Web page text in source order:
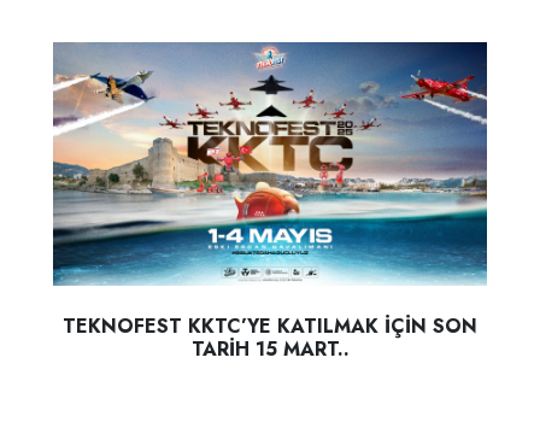
TEKNOFEST KKTC’YE KATILMAK İÇİN SON
TARİH 15 MART..